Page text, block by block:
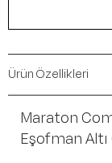
Ürün Özellikleri
Maraton
Eşofman